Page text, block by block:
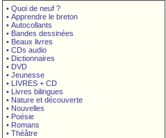
• Quoi de neuf ?
• Apprendre le breton
• Autocollants
• Bandes dessinées
• Beaux livres
• CDs audio
• Dictionnaires
• DVD
• Jeunesse
• LIVRES + CD
• Livres bilingues
• Nature et découverte
• Nouvelles
• Poésie
• Romans
• Théâtre